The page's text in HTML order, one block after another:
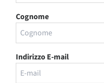
Cognome
Indirizzo E-mail